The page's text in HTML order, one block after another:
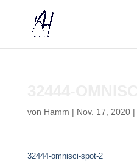
von Hamm | Nov. 17, 2020|
32444-omnisci-spot-2